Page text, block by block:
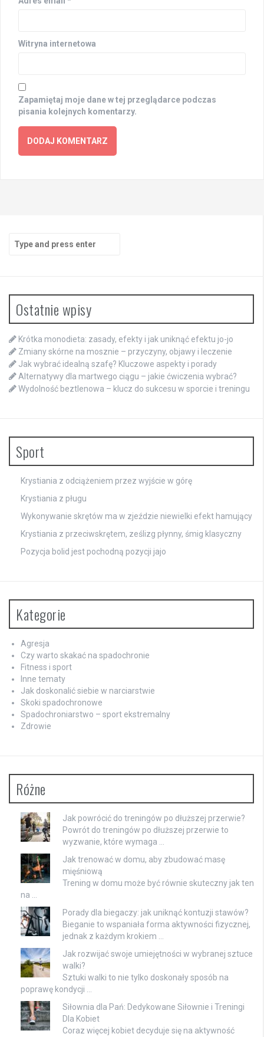
Witryna internetowa
Zapamiętaj moje dane w tej przeglądarce podczas
pisania kolejnych komentarzy.
for:
Ostatnie wpisy
Krótka monodieta: zasady, efekty i jak uniknąć efektu jo-jo
Zmiany skórne na mosznie – przyczyny, objawy i leczenie
Jak wybrać idealną szafę? Kluczowe aspekty i porady
Alternatywy dla martwego ciągu – jakie ćwiczenia wybrać?
Wydolność beztlenowa – klucz do sukcesu w sporcie i treningu
Sport
Krystiania z odciążeniem przez wyjście w górę
Krystiania z pługu
Wykonywanie skrętów ma w zjeździe niewielki efekt hamujący
Krystiania z przeciwskrętem, ześlizg płynny, śmig klasyczny
Pozycja bolid jest pochodną pozycji jajo
Kategorie
Agresja
Czy warto skakać na spadochronie
Fitness i sport
Inne tematy
Jak doskonalić siebie w narciarstwie
Skoki spadochronowe
Spadochroniarstwo – sport ekstremalny
Zdrowie
Różne
Jak powrócić do treningów po dłuższej przerwie?
Powrót do treningów po dłuższej przerwie to
wyzwanie, które wymaga …
Jak trenować w domu, aby zbudować masę
mięśniową
Trening w domu może być równie skuteczny jak ten
na …
Porady dla biegaczy: jak uniknąć kontuzji stawów?
Bieganie to wspaniała forma aktywności fizycznej,
jednak z każdym krokiem …
Jak rozwijać swoje umiejętności w wybranej sztuce
walki?
Sztuki walki to nie tylko doskonały sposób na
poprawę kondycji …
Siłownia dla Pań: Dedykowane Siłownie i Treningi
Dla Kobiet
Coraz więcej kobiet decyduje się na aktywność